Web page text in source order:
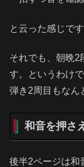
と云った感じです
それでも、朝晩2
す。というわけ
弾き2周目もなん
和音を押さ
後半2ページは和